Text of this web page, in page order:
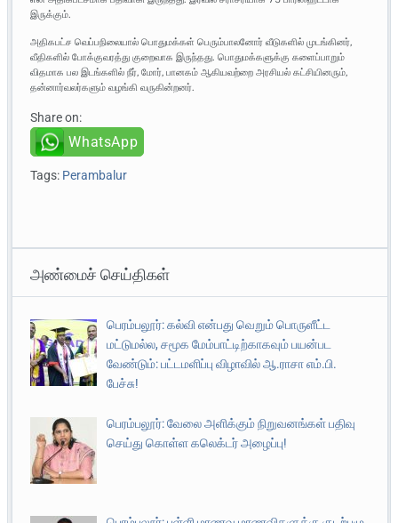
இருக்கும்.
அதிகபட்ச வெப்பநிலையால் பொதுமக்கள் பெரும்பாலனோர் வீடுகளில் முடங்கினர்,
வீதிகளில் போக்குவரத்து குறைவாக இருந்தது. பொதுமக்களுக்கு களைப்பாறும்
விதமாக பல இடங்களில் நீர், மோர், பானகம் ஆகியவற்றை அரசியல் கட்சியினரும்,
தன்னார்வலர்களும் வழங்கி வருகின்றனர்.
Share on:
WhatsApp
Tags: Perambalur
அண்மைச் செய்திகள்
பெரம்பலூர்: கல்வி என்பது வெறும் பொருளீட்ட
மட்டுமல்ல, சமூக மேம்பாட்டிற்காகவும் பயன்பட
வேண்டும்: பட்டமளிப்பு விழாவில் ஆ.ராசா எம்.பி.
பேச்சு!
பெரம்பலூர்: வேலை அளிக்கும் நிறுவனங்கள் பதிவு
செய்து கொள்ள கலெக்டர் அழைப்பு!